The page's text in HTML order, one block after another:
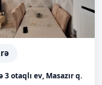
3 otaqlı ev, Masazır q.